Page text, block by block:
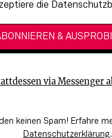
die
via Messenger
Datenschutzerklärung.